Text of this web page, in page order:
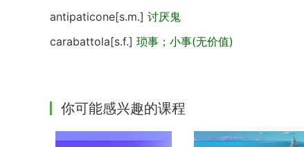
antipaticone[s.m.] 讨厌鬼
carabattola[s.f.] 琐事；小事(无价值)
你可能感兴趣的课程